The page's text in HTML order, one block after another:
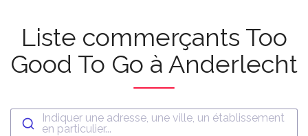
Liste commerçants Too
Good To Go à Anderlecht
Indiquer une adresse, une ville, un établissement
en particulier...